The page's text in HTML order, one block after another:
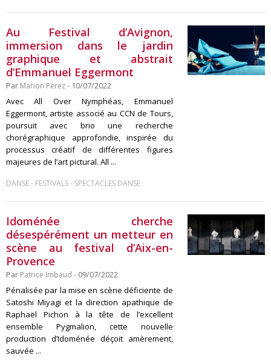
Au Festival d’Avignon,
immersion dans le jardin
graphique et abstrait
d’Emmanuel Eggermont
Par Marion Perez- 10/07/2022
Avec All Over Nymphéas, Emmanuel
Eggermont, artiste associé au CCN de Tours,
poursuit avec brio une recherche
chorégraphique approfondie, inspirée du
processus créatif de différentes figures
majeures de l’art pictural. All ...
DANSE- FESTIVALS- SPECTACLES DANSE
Idoménée cherche
désespérément un metteur en
scène au festival d’Aix-en-
Provence
Par Patrice Imbaud - 09/07/2022
Pénalisée par la mise en scène déficiente de
Satoshi Miyagi et la direction apathique de
Raphaël Pichon à la tête de l’excellent
ensemble Pygmalion, cette nouvelle
production d’Idoménée déçoit amèrement,
sauvée ...